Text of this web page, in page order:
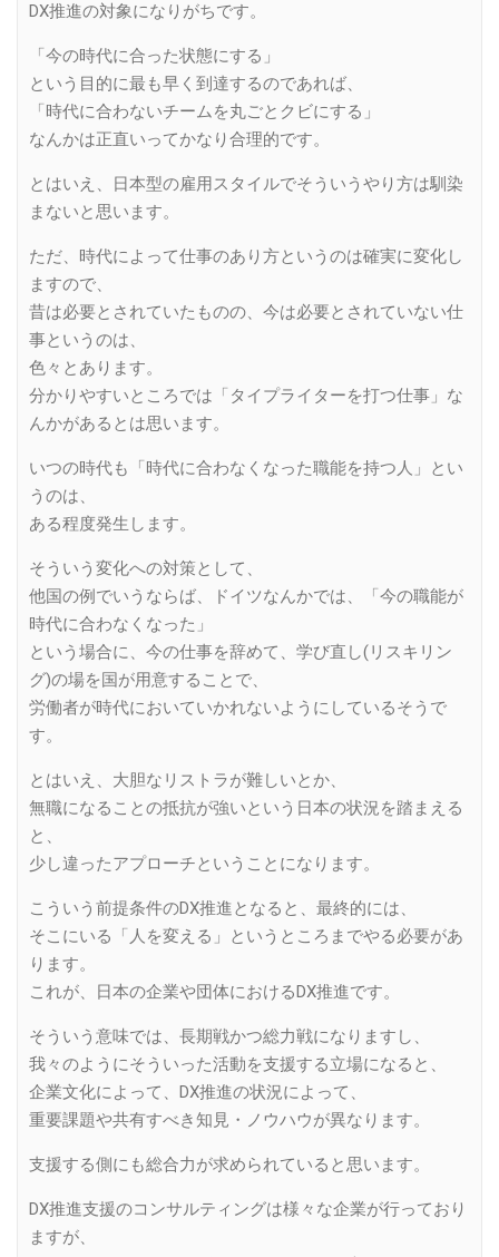
DX推進の対象になりがちです。
「今の時代に合った状態にする」
という目的に最も早く到達するのであれば、
「時代に合わないチームを丸ごとクビにする」
なんかは正直いってかなり合理的です。
とはいえ、日本型の雇用スタイルでそういうやり方は馴染
まないと思います。
ただ、時代によって仕事のあり方というのは確実に変化し
ますので、
昔は必要とされていたものの、今は必要とされていない仕
事というのは、
色々とあります。
分かりやすいところでは「タイプライターを打つ仕事」な
んかがあるとは思います。
いつの時代も「時代に合わなくなった職能を持つ人」とい
うのは、
ある程度発生します。
そういう変化への対策として、
他国の例でいうならば、ドイツなんかでは、「今の職能が
時代に合わなくなった」
という場合に、今の仕事を辞めて、学び直し(リスキリン
グ)の場を国が用意することで、
労働者が時代においていかれないようにしているそうで
す。
とはいえ、大胆なリストラが難しいとか、
無職になることの抵抗が強いという日本の状況を踏まえる
と、
少し違ったアプローチということになります。
こういう前提条件のDX推進となると、最終的には、
そこにいる「人を変える」というところまでやる必要があ
ります。
これが、日本の企業や団体におけるDX推進です。
そういう意味では、長期戦かつ総力戦になりますし、
我々のようにそういった活動を支援する立場になると、
企業文化によって、DX推進の状況によって、
重要課題や共有すべき知見・ノウハウが異なります。
支援する側にも総合力が求められていると思います。
DX推進支援のコンサルティングは様々な企業が行っており
ますが、